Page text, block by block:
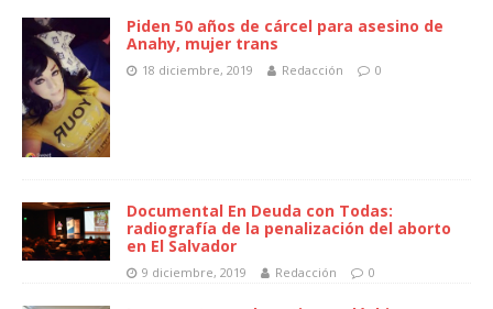
Piden 50 años de cárcel para asesino de
Anahy, mujer trans
18 diciembre, 2019 Redacción 0
Documental En Deuda con Todas:
radiografía de la penalización del aborto
en El Salvador
9 diciembre, 2019 Redacción 0